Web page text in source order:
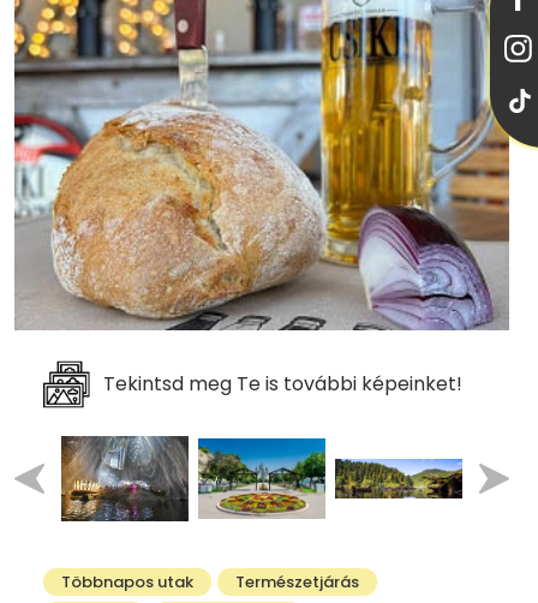
Tekintsd meg Te is további képeinket!
Többnapos utak
Természetjárás